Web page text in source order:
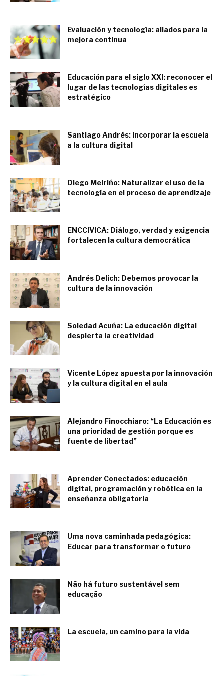
Evaluación y tecnología: aliados para la
mejora continua
Educación para el siglo XXI: reconocer el
lugar de las tecnologías digitales es
estratégico
Santiago Andrés: Incorporar la escuela
a la cultura digital
Diego Meiriño: Naturalizar el uso de la
tecnología en el proceso de aprendizaje
ENCCIVICA: Diálogo, verdad y exigencia
fortalecen la cultura democrática
Andrés Delich: Debemos provocar la
cultura de la innovación
Soledad Acuña: La educación digital
despierta la creatividad
Vicente López apuesta por la innovación
y la cultura digital en el aula
Alejandro Finocchiaro: “La Educación es
una prioridad de gestión porque es
fuente de libertad”
Aprender Conectados: educación
digital, programación y robótica en la
enseñanza obligatoria
Uma nova caminhada pedagógica:
Educar para transformar o futuro
Não há futuro sustentável sem
educação
La escuela, un camino para la vida